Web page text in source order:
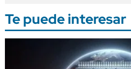
Te puede interesar